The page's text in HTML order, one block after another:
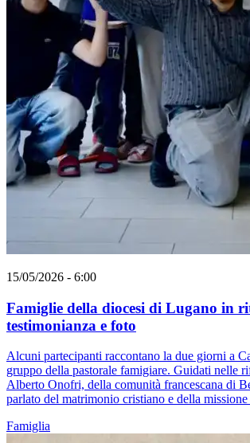
15/05/2026 - 6:00
Famiglie della diocesi di Lugano in
testimonianza e foto
Alcuni partecipanti raccontano la due giorni a
gruppo della pastorale famigiare. Guidati nelle
Alberto Onofri, della comunità francescana di
parlato del matrimonio cristiano e della
Famiglia